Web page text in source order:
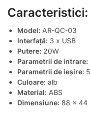
Caracteristici:
Model: AR-QC-03
Interfață: 3 x USB
Putere: 20W
Parametrii de intrare:
Parametrii de ieșire:
Culoare: alb
Material: ABS
Dimensiune: 88 x 44